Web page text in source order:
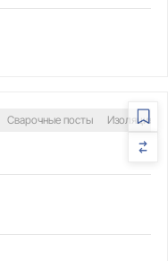
Сварочные посты Изоляция